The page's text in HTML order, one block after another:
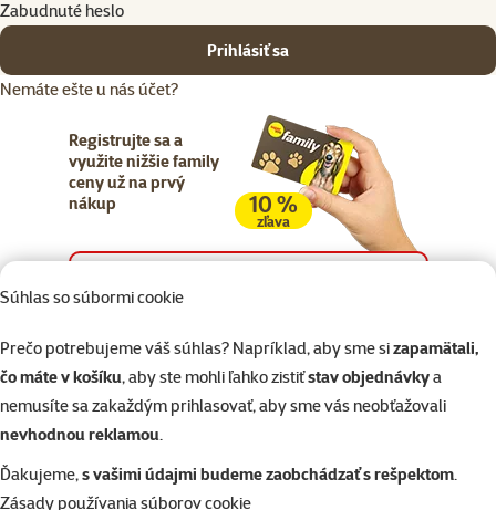
Súhlas so súbormi cookie
Prečo potrebujeme váš súhlas? Napríklad, aby sme sizapamätali,
čo máte v košíku, aby ste mohli ľahko zistiťstav objednávkya
nemusíte sa zakaždým prihlasovať, aby sme vás neobťažovali
nevhodnou reklamou.
Ďakujeme,s vašimi údajmi budeme zaobchádzať s rešpektom.
Zásady používania súborov cookie
Zabudnuté heslo
Prihlásiť sa
Nemáte ešte u nás účet?
Registrujte sa a
využite nižšie family
ceny už na prvý
nákup
10 %
zľava
Napíšte nám
eshop@superzoo.sk
02/20570200
Online chat